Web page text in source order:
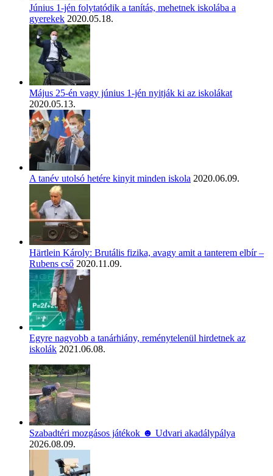
Június 1-jén folytatódik a tanítás, mehetnek iskolába a
gyerekek 2020.05.18.
Május 25-én vagy június 1-jén nyitják ki az iskolákat
2020.05.13.
A tanév utolsó hetére kinyit minden iskola 2020.06.09.
Härtlein Károly: Brutális fizika, avagy amit a tanterem elbír –
Rubens cső 2020.11.09.
Egyre nagyobb a tanárhiány, reménytelenül hirdetnek az
iskolák 2021.06.08.
Szabadtéri mozgásos játékok ☻ Udvari akadálypálya
2026.08.09.